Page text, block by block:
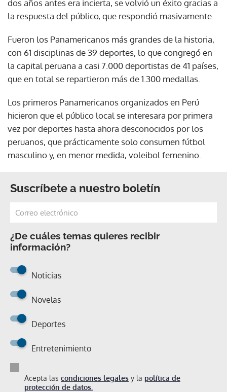
dos años antes era incierta, se volvió un éxito gracias a
la respuesta del público, que respondió masivamente.
Fueron los Panamericanos más grandes de la historia,
con 61 disciplinas de 39 deportes, lo que congregó en
la capital peruana a casi 7.000 deportistas de 41 países,
que en total se repartieron más de 1.300 medallas.
Los primeros Panamericanos organizados en Perú
hicieron que el público local se interesara por primera
vez por deportes hasta ahora desconocidos por los
peruanos, que prácticamente solo consumen fútbol
masculino y, en menor medida, voleibol femenino.
Suscríbete a nuestro boletín
¿De cuáles temas quieres recibir
información?
Noticias
Novelas
Deportes
Entretenimiento
Acepta las condiciones legales y la política de
protección de datos.